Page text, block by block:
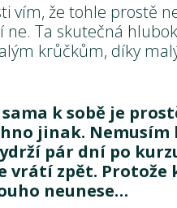
vím, že tohle prostě
Ta skutečná
krůčkům, díky
k sobě je
jinak.
pár dní po
vrátí zpět. Protože
neunese…